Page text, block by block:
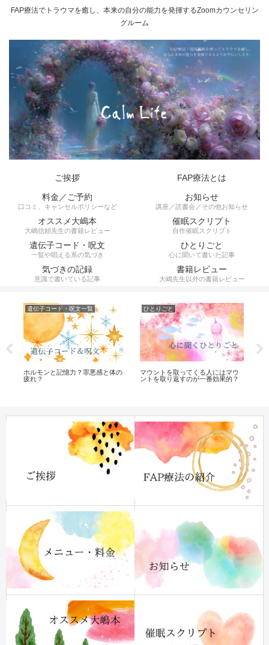
FAP療法でトラウマを癒し、本来の自分の能力を発揮するZoomカウンセリン
グルーム
ご挨拶
FAP療法とは
料金／ご予約
口コミ、キャンセルポリシーなど
お知らせ
講座／読書会／その他お知らせ
オススメ大嶋本
大嶋信頼先生の書籍レビュー
催眠スクリプト
自作催眠スクリプト
遺伝子コード・呪文
一覧や唱える系の気づき
ひとりごと
心に聞いて書いた記事
気づきの記録
意識で書いている記事
書籍レビュー
大嶋先生以外の書籍レビュー
遺伝子コード・呪文一覧
ホルモンと記憶力？罪悪感と体の
疲れ？
ひとりごと
マウントを取ってくる人にはマウ
ントを取り返すのが一番効果的？